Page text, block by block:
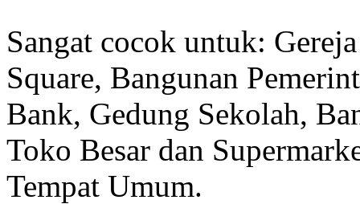
Sangat cocok untuk:
Square, Bangunan
Bank, Gedung Sekolah,
Toko Besar dan
Tempat Umum.